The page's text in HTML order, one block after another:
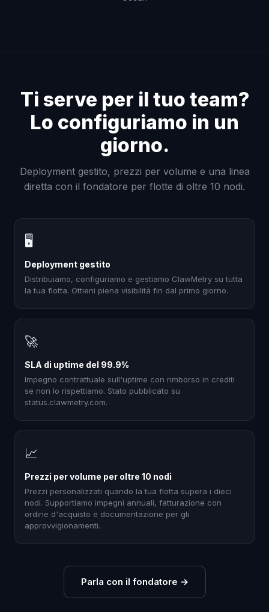
Ti serve per il tuo team?
Lo configuriamo in un
giorno.
Deployment gestito, prezzi per volume e una linea
diretta con il fondatore per flotte di oltre 10 nodi.
🖥
Deployment gestito
Distribuiamo, configuriamo e gestiamo ClawMetry su tutta
la tua flotta. Ottieni piena visibilità fin dal primo giorno.
🚀
SLA di uptime del 99.9%
Impegno contrattuale sull'uptime con rimborso in crediti
se non lo rispettiamo. Stato pubblicato su
status.clawmetry.com.
📈
Prezzi per volume per oltre 10 nodi
Prezzi personalizzati quando la tua flotta supera i dieci
nodi. Supportiamo impegni annuali, fatturazione con
ordine d'acquisto e documentazione per gli
approvvigionamenti.
Parla con il fondatore →